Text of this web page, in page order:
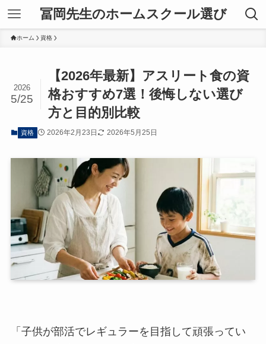
冨岡先生のホームスクール選び
ホーム 資格
【2026年最新】アスリート食の資
格おすすめ7選！後悔しない選び
方と目的別比較
2026
5/25
資格 2026年2月23日 2026年5月25日
「子供が部活でレギュラーを目指して頑張ってい